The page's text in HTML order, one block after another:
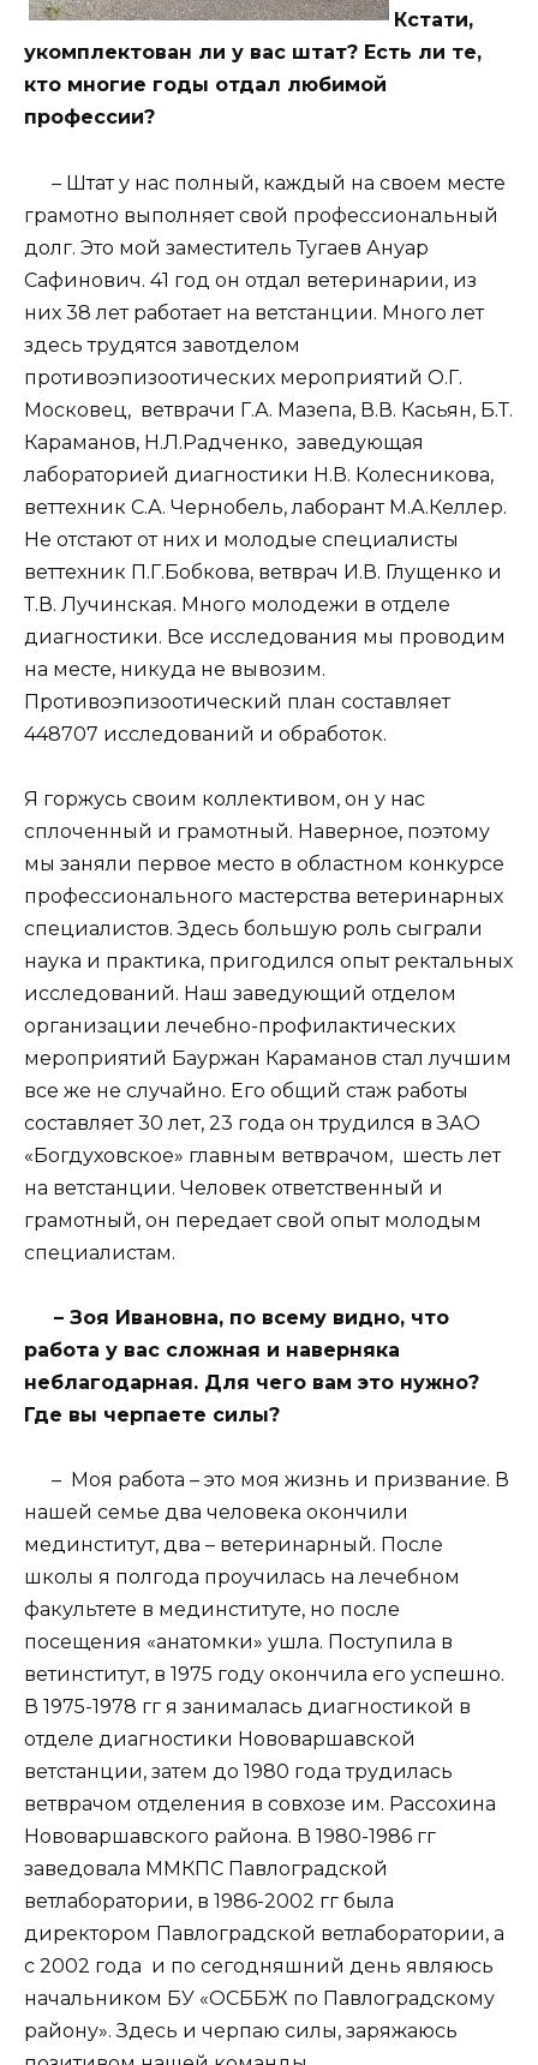
Кстати,
укомплектован ли у вас штат? Есть ли те,
кто многие годы отдал любимой
профессии?
– Штат у нас полный, каждый на своем месте
грамотно выполняет свой профессиональный
долг. Это мой заместитель Тугаев Ануар
Сафинович. 41 год он отдал ветеринарии, из
них 38 лет работает на ветстанции. Много лет
здесь трудятся завотделом
противоэпизоотических мероприятий О.Г.
Московец, ветврачи Г.А. Мазепа, В.В. Касьян, Б.Т.
Караманов, Н.Л.Радченко, заведующая
лабораторией диагностики Н.В. Колесникова,
веттехник С.А. Чернобель, лаборант М.А.Келлер.
Не отстают от них и молодые специалисты
веттехник П.Г.Бобкова, ветврач И.В. Глущенко и
Т.В. Лучинская. Много молодежи в отделе
диагностики. Все исследования мы проводим
на месте, никуда не вывозим.
Противоэпизоотический план составляет
448707 исследований и обработок.
Я горжусь своим коллективом, он у нас
сплоченный и грамотный. Наверное, поэтому
мы заняли первое место в областном конкурсе
профессионального мастерства ветеринарных
специалистов. Здесь большую роль сыграли
наука и практика, пригодился опыт ректальных
исследований. Наш заведующий отделом
организации лечебно-профилактических
мероприятий Бауржан Караманов стал лучшим
все же не случайно. Его общий стаж работы
составляет 30 лет, 23 года он трудился в ЗАО
«Богдуховское» главным ветврачом, шесть лет
на ветстанции. Человек ответственный и
грамотный, он передает свой опыт молодым
специалистам.
– Зоя Ивановна, по всему видно, что
работа у вас сложная и наверняка
неблагодарная. Для чего вам это нужно?
Где вы черпаете силы?
– Моя работа – это моя жизнь и призвание. В
нашей семье два человека окончили
мединститут, два – ветеринарный. После
школы я полгода проучилась на лечебном
факультете в мединституте, но после
посещения «анатомки» ушла. Поступила в
ветинститут, в 1975 году окончила его успешно.
В 1975-1978 гг я занималась диагностикой в
отделе диагностики Нововаршавской
ветстанции, затем до 1980 года трудилась
ветврачом отделения в совхозе им. Рассохина
Нововаршавского района. В 1980-1986 гг
заведовала ММКПС Павлоградской
ветлаборатории, в 1986-2002 гг была
директором Павлоградской ветлаборатории, а
с 2002 года и по сегодняшний день являюсь
начальником БУ «ОСББЖ по Павлоградскому
району». Здесь и черпаю силы, заряжаюсь